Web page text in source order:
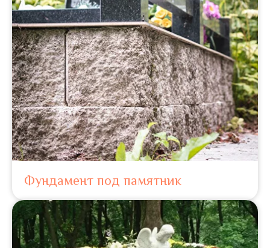
Фундамент под памятник